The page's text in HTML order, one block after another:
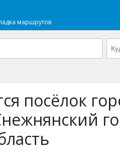
маршрутов
посёлок